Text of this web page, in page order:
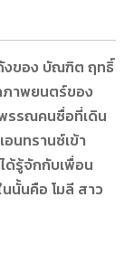
ของ บัณฑิต ฤทธิ์
ภาพยนตร์ของ
รรณคนซื่อที่เดิน
อนทรานซ์เข้า
ด้รู้จักกับเพื่อน
นั้นคือ โมลี สาว